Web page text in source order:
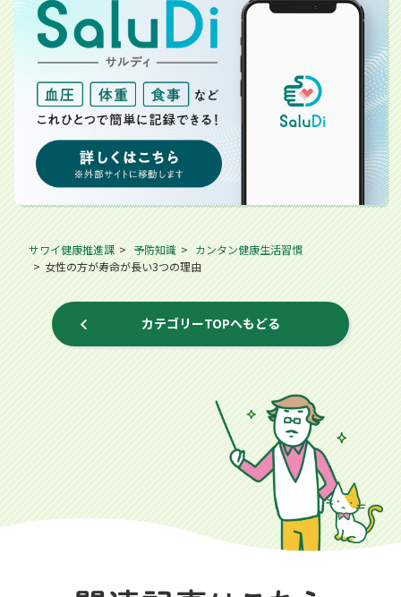
サワイ健康推進課 予防知識
カンタン健康生活習慣
女性の方が寿命が長い3つの理由
カテゴリーTOPへもどる